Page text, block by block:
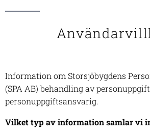
Information om Storsjöbygdens
(SPA AB) behandling av
personuppgiftsansvarig.
Vilket typ av information samlar vi